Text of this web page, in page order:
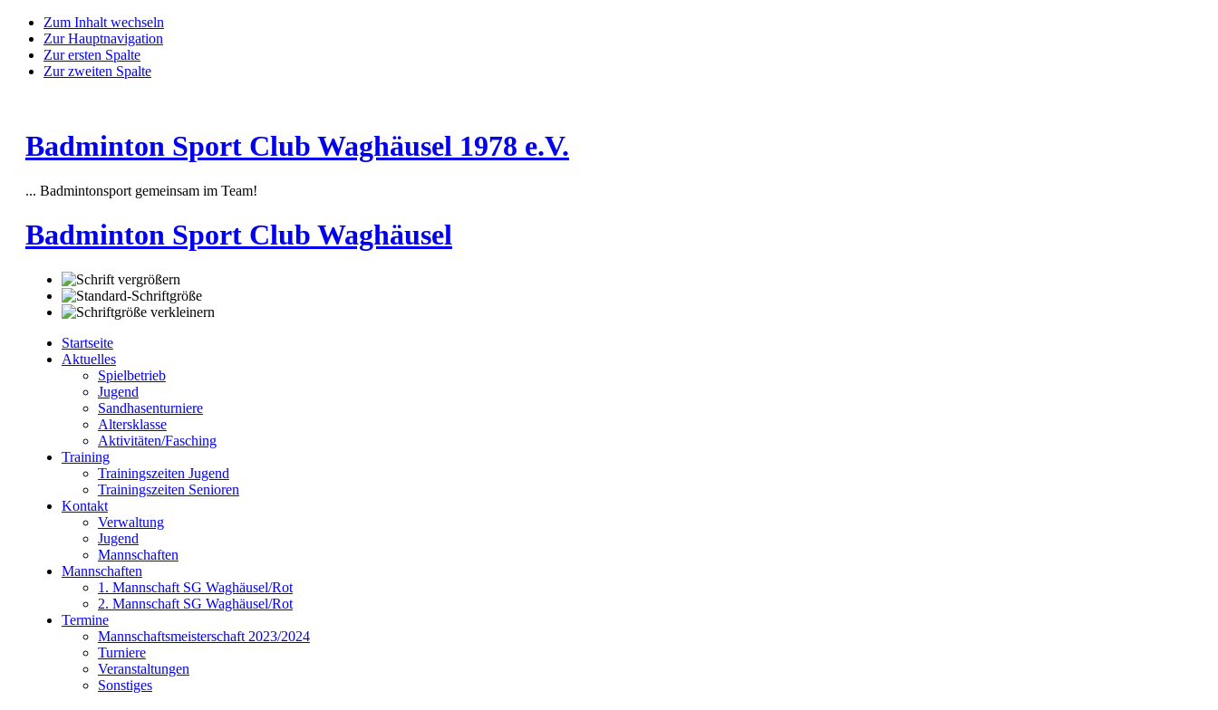
Zum Inhalt wechseln
Zur Hauptnavigation
Zur ersten Spalte
Zur zweiten Spalte
Badminton Sport Club Waghäusel 1978 e.V.
... Badmintonsport gemeinsam im Team!
Badminton Sport Club Waghäusel
Startseite
Aktuelles
Spielbetrieb
Jugend
Sandhasenturniere
Altersklasse
Aktivitäten/Fasching
Training
Trainingszeiten Jugend
Trainingszeiten Senioren
Kontakt
Verwaltung
Jugend
Mannschaften
Mannschaften
1. Mannschaft SG Waghäusel/Rot
2. Mannschaft SG Waghäusel/Rot
Termine
Mannschaftsmeisterschaft 2023/2024
Turniere
Veranstaltungen
Sonstiges